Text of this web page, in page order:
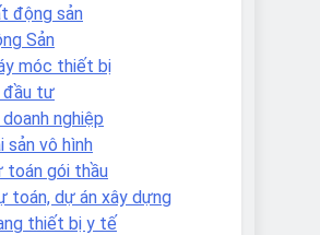
động sản
Sản
móc thiết bị
đầu tư
nghiệp
sản vô hình
toán gói thầu
toán, dự án xây dựng
thiết bị y tế